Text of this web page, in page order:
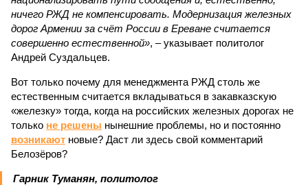
ничего РЖД не компенсировать. Модернизация железных
дорог Армении за счёт России в Ереване считается
совершенно естественной», – указывает политолог
Андрей Суздальцев.
Вот только почему для менеджмента РЖД столь же
естественным считается вкладываться в закавказскую
«железку» тогда, когда на российских железных дорогах не
только не решены нынешние проблемы, но и постоянно
возникают новые? Даст ли здесь свой комментарий
Белозёров?
Гарник Туманян, политолог